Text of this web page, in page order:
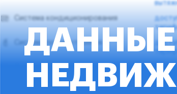
Система кондиционирования
Система пожаротушения
тарифе
Система дымоудаления
тарифе
Система отопления